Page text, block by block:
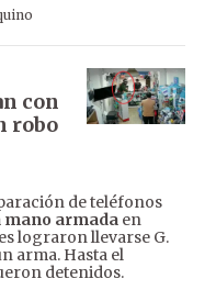
con
robo
de teléfonos
mano armada en
lograron llevarse G.
arma. Hasta el
detenidos.